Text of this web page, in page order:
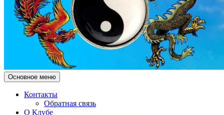
Чжун Юань Цигун Клуб
"Здесь и Сейчас"
Поиск
Основное меню Перейти
к
Контакты
Обратная связь
О Клубе